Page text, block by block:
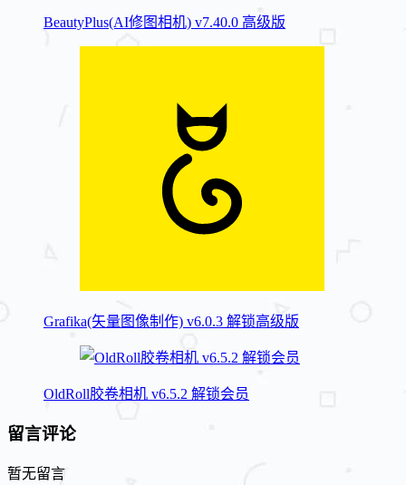
BeautyPlus(AI修图相机) v7.40.0 高级版
Grafika(矢量图像制作) v6.0.3 解锁高级版
OldRoll胶卷相机 v6.5.2 解锁会员
留言评论
暂无留言